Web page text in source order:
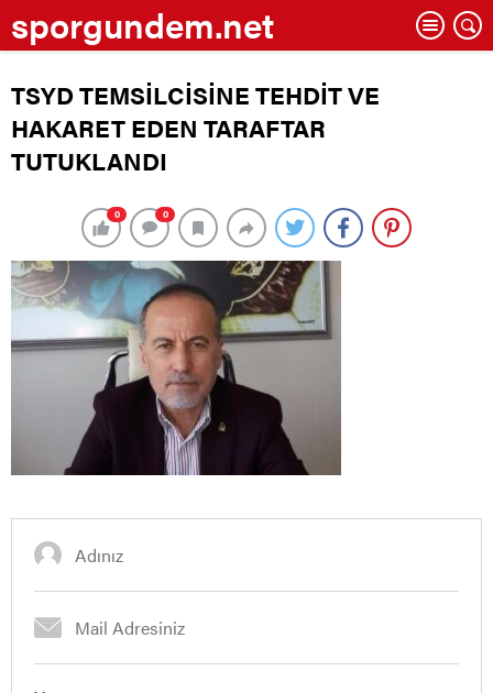
sporgundem.net
TSYD TEMSİLCİSİNE TEHDİT VE
HAKARET EDEN TARAFTAR
TUTUKLANDI
0 0